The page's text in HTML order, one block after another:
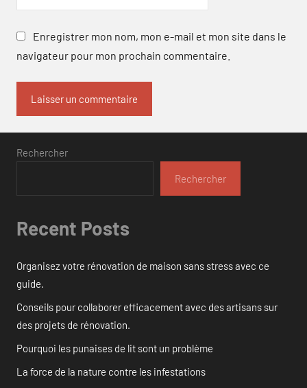
Enregistrer mon nom, mon e-mail et mon site dans le
navigateur pour mon prochain commentaire.
Rechercher
Rechercher
Recent Posts
Organisez votre rénovation de maison sans stress avec ce
guide.
Conseils pour collaborer efficacement avec des artisans sur
des projets de rénovation.
Pourquoi les punaises de lit sont un problème
La force de la nature contre les infestations